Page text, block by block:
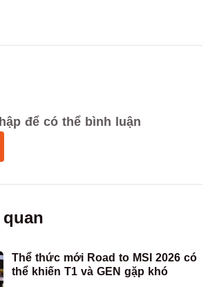
để có thể bình luận
Thể thức mới Road to MSI 2026 có
thể khiến T1 và GEN gặp khó